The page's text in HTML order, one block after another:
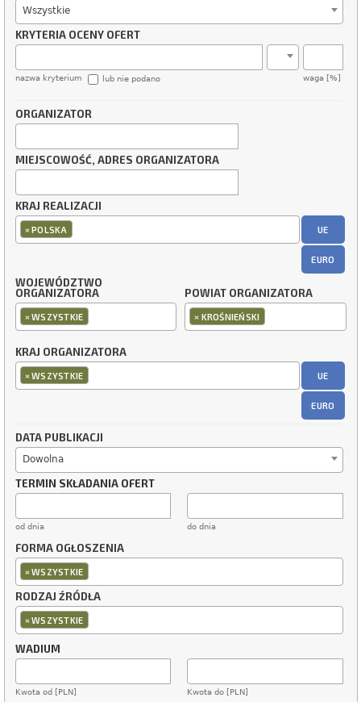
Wszystkie
KRYTERIA OCENY OFERT
nazwa kryterium waga [%]
lub nie podano
ORGANIZATOR
MIEJSCOWOŚĆ, ADRES ORGANIZATORA
KRAJ REALIZACJI
×POLSKA UE
EURO
WOJEWÓDZTWO
ORGANIZATORA
×WSZYSTKIE
POWIAT ORGANIZATORA
× KROŚNIEŃSKI
KRAJ ORGANIZATORA
×WSZYSTKIE UE
EURO
DATA PUBLIKACJI
Dowolna
TERMIN SKŁADANIA OFERT
od dnia do dnia
FORMA OGŁOSZENIA
×WSZYSTKIE
RODZAJ ŹRÓDŁA
×WSZYSTKIE
WADIUM
Kwota od [PLN] Kwota do [PLN]